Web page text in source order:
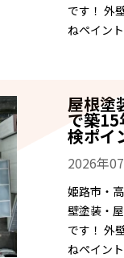
です！ 外
ねペイン
屋根塗
で築15
検ポイ
2026年
姫路市・
壁塗装・
です！ 外
ねペイン